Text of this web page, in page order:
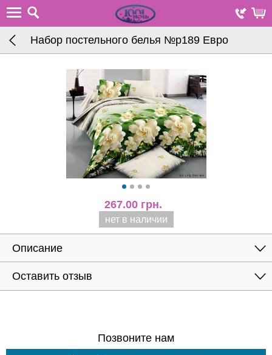
Набор постельного белья №р189 Евро
267.00 грн.
нет в наличии
Описание
Оставить отзыв
Позвоните нам